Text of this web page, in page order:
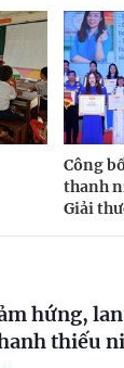
Công
thanh
Giải
hứng,
thiếu